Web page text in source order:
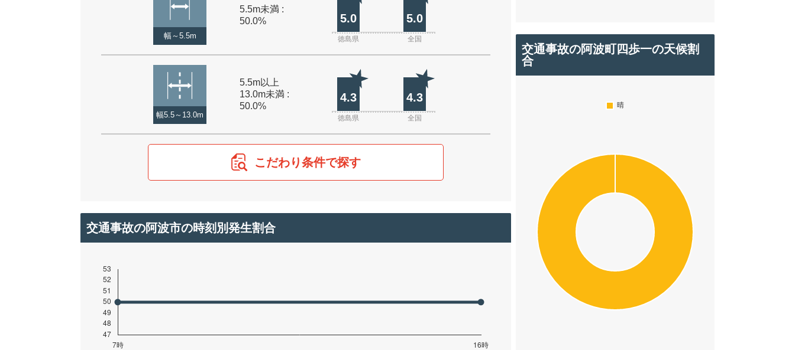
幅～5.5m
5.5m未満 :
50.0%
5.0 5.0
徳島県 全国
幅5.5～13.0m
5.5m以上
13.0m未満 :
50.0%
4.3 4.3
徳島県 全国
こだわり条件で探す
交通事故の阿波市の時刻別発生割合
交通事故の阿波町四歩一の天候割
合